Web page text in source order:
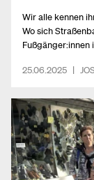
Wir alle kennen
Wo sich
Fußgänger:innen
sofort: Das ist
hat sich noch nie
man sich hier
nur da sein
25.06.2025 |